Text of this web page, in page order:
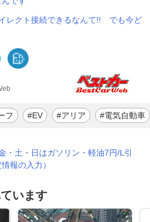
レクト接続できるなんて!! でも今ど
フ #EV #アリア #電気自動車
・土・日はガソリン・軽油7円/L引
報の入力）
います